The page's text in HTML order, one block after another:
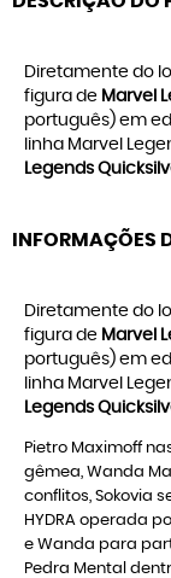
Diretamente do
figura de Marvel
português) em
linha Marvel
Legends
INFORMAÇÕES
Diretamente do
figura de Marvel
português) em
linha Marvel
Legends
Pietro Maximoff
gêmea, Wanda
conflitos, Sokovia
HYDRA operada
e Wanda para
Pedra Mental